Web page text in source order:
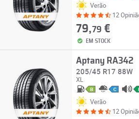
Verão
12
79,79 €
EM STOCK
Aptany RA342
205/45 R17 88W
XL
B C
Verão
12